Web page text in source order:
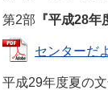
第2部 『平成28年
センターだ
平成29年度夏の